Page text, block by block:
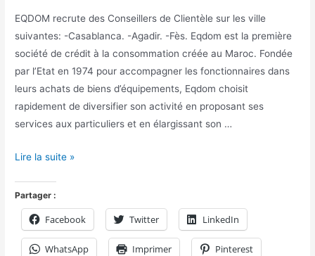
EQDOM recrute des Conseillers de Clientèle sur les ville
suivantes: -Casablanca. -Agadir. -Fès. Eqdom est la première
société de crédit à la consommation créée au Maroc. Fondée
par l’Etat en 1974 pour accompagner les fonctionnaires dans
leurs achats de biens d’équipements, Eqdom choisit
rapidement de diversifier son activité en proposant ses
services aux particuliers et en élargissant son …
Lire la suite »
Partager :
Facebook Twitter LinkedIn
WhatsApp Imprimer Pinterest